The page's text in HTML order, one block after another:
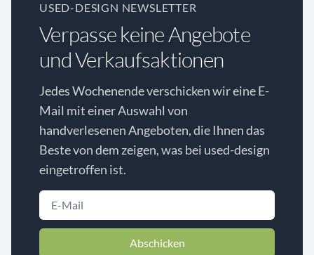
USED-DESIGN NEWSLETTER
Verpasse keine Angebote
und Verkaufsaktionen
Jedes Wochenende verschicken wir eine E-
Mail mit einer Auswahl von
handverlesenen Angeboten, die Ihnen das
Beste von dem zeigen, was bei used-design
eingetroffen ist.
Abschicken